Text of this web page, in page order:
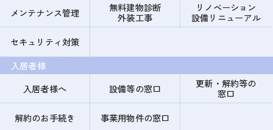
メンテナンス管理
無料建物診断
外装工事
リノベーション
設備リニューアル
セキュリティ対策
入居者様
入居者様へ
設備等の窓口
更新・解約等の
窓口
解約のお手続き
事業用物件の窓口